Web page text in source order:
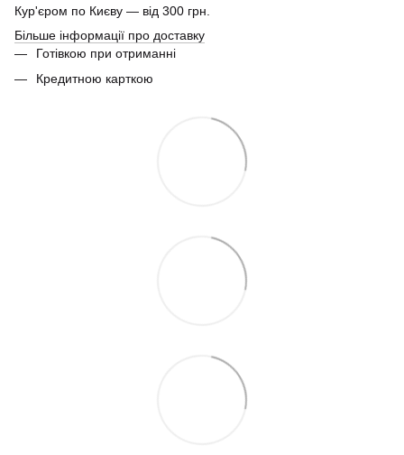
Кур'єром по Києву — від 300 грн.
Більше інформації про доставку
Готівкою при отриманні
Кредитною карткою